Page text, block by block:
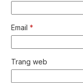
Email*
Trang web